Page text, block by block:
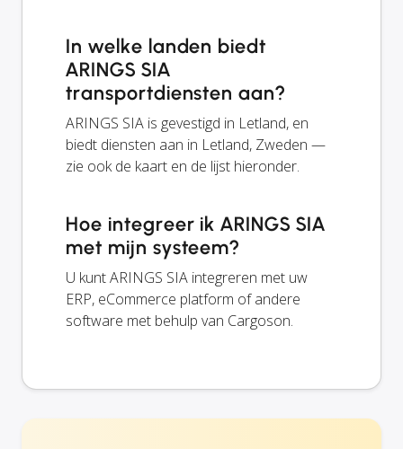
In welke landen biedt
ARINGS SIA
transportdiensten aan?
ARINGS SIA is gevestigd in Letland, en
biedt diensten aan in Letland, Zweden —
zie ook de kaart en de lijst hieronder.
Hoe integreer ik ARINGS SIA
met mijn systeem?
U kunt ARINGS SIA integreren met uw
ERP, eCommerce platform of andere
software met behulp van Cargoson.